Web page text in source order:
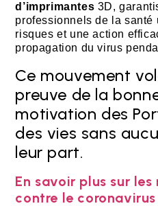
d’imprimantes 3D,
professionnels de la santé
risques et une action
propagation du virus
Ce mouvement
preuve de la
motivation des
des vies sans
leur part.
En savoir plus sur les
contre le coronavirus